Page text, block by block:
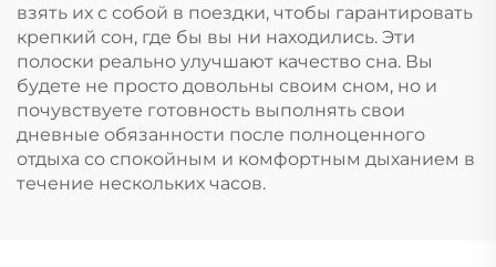
взять их с собой в поездки, чтобы гарантировать
крепкий сон, где бы вы ни находились. Эти
полоски реально улучшают качество сна. Вы
будете не просто довольны своим сном, но и
почувствуете готовность выполнять свои
дневные обязанности после полноценного
отдыха со спокойным и комфортным дыханием в
течение нескольких часов.